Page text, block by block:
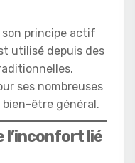
principe actif
utilisé depuis des
ses nombreuses
être général.
l’inconfort lié